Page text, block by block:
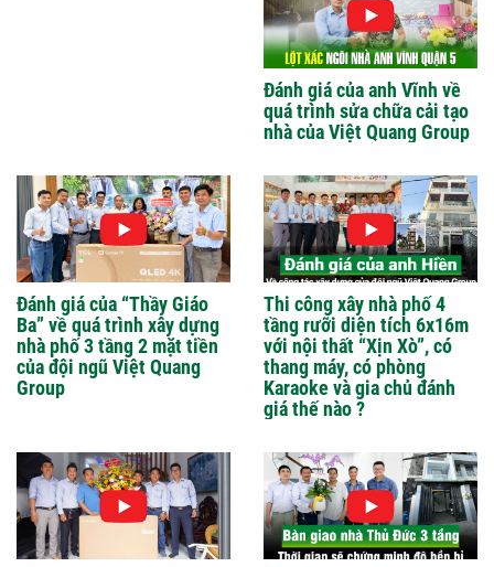
Đánh giá của anh Vĩnh về
quá trình sửa chữa cải tạo
nhà của Việt Quang Group
Đánh giá của “Thầy Giáo
Ba” về quá trình xây dựng
nhà phố 3 tầng 2 mặt tiền
của đội ngũ Việt Quang
Group
Thi công xây nhà phố 4
tầng rưỡi diện tích 6x16m
với nội thất “Xịn Xò”, có
thang máy, có phòng
Karaoke và gia chủ đánh
giá thế nào ?